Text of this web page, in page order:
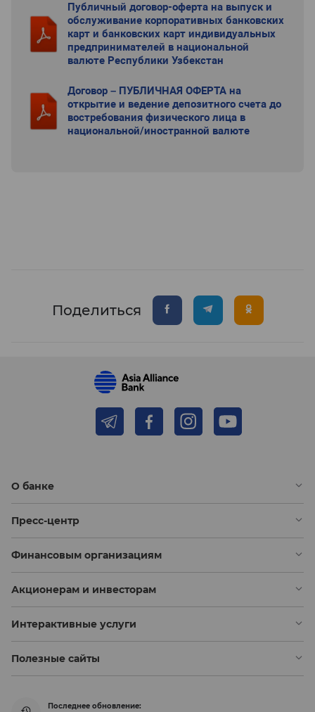
Публичный договор-оферта на выпуск и
обслуживание корпоративных банковских
карт и банковских карт индивидуальных
предпринимателей в национальной
валюте Республики Узбекстан
Договор – ПУБЛИЧНАЯ ОФЕРТА на
открытие и ведение депозитного счета до
востребования физического лица в
национальной/иностранной валюте
Поделиться
О банке
Пресс-центр
Финансовым организациям
Акционерам и инвесторам
Интерактивные услуги
Полезные сайты
Последнее обновление: